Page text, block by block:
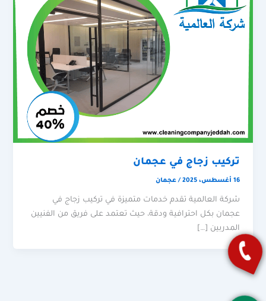
تركيب زجاج في عجمان
16 أغسطس، 2025 /عجمان
شركة العالمية تقدم خدمات متميزة في تركيب زجاج في
عجمان بكل احترافية ودقة، حيث تعتمد على فريق من الفنيين
المدربين […]